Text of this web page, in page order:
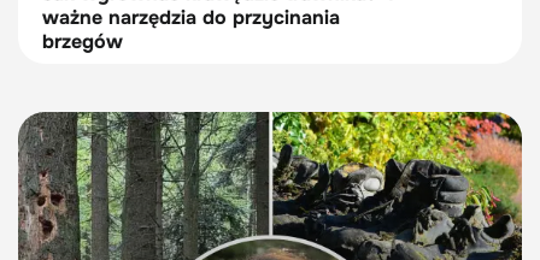
ważne narzędzia do przycinania
brzegów